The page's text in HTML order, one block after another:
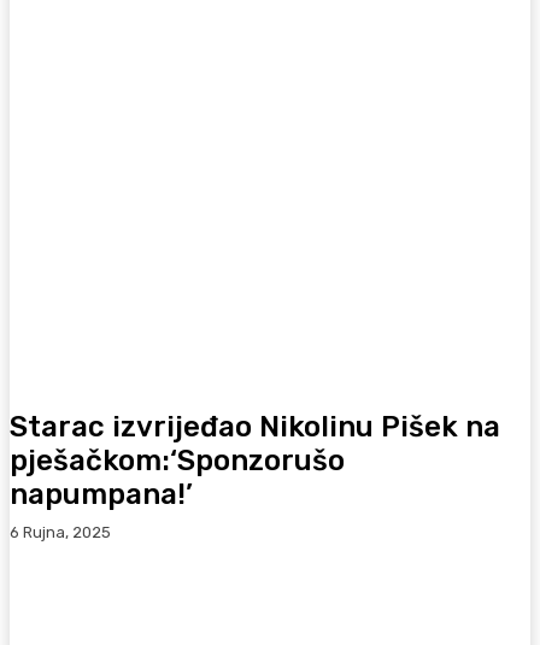
Starac izvrijeđao Nikolinu Pišek na
pješačkom:‘Sponzorušo
napumpana!’
6 Rujna, 2025